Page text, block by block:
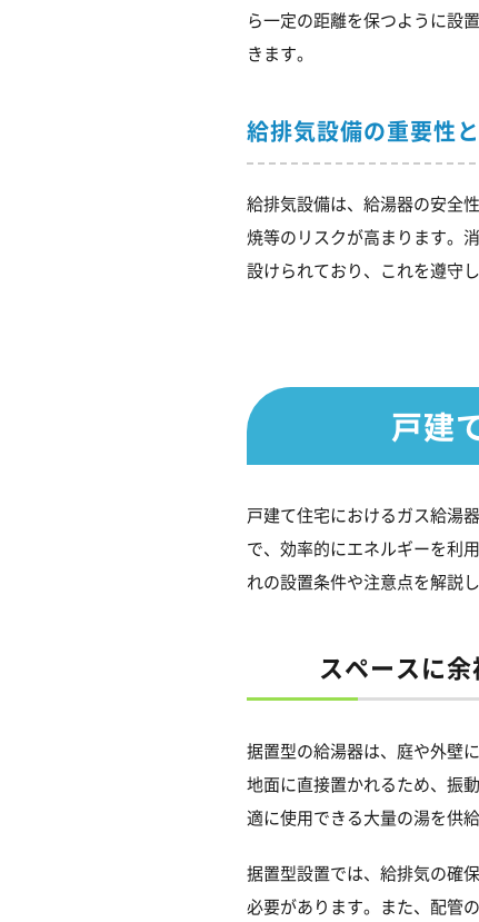
ら一定の距離を保つように設
きます。
給排気設備の重要性
給排気設備は、給湯器の安全
焼等のリスクが高まります。
設けられており、これを遵守
戸建
戸建て住宅におけるガス給湯
で、効率的にエネルギーを利
れの設置条件や注意点を解説し
スペースに
据置型の給湯器は、庭や外壁
地面に直接置かれるため、振
適に使用できる大量の湯を供
据置型設置では、給排気の確
必要があります。また、配管